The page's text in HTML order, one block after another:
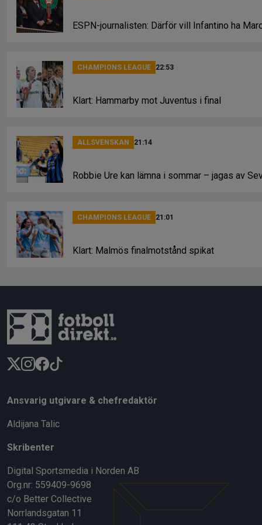
ESPN-journalisten: Därför vill Infantino ha
CHAMPIONS LEAGUE 22:53
Klart: Hammarby mot Juventus i final
ALLSVENSKAN 21:14
Robbie Ure kan lämna i sommar – jagas av
CHAMPIONS LEAGUE 21:01
Klart: Malmös finalmotstånd spikat
Ansvarig utgivare & chefredaktör
Aldijana Talic
Skribenter
Digital Sportsmedia i Norden AB
Org.nr: 559409-9698
c/o Better Collective
Norrlandsgatan 11